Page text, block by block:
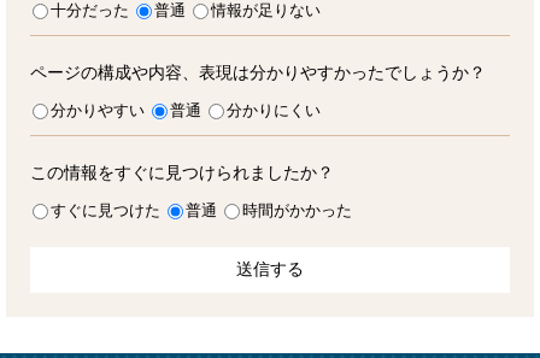
十分だった 普通 情報が足りない
ページの構成や内容、表現は分かりやすかったでしょうか？
分かりやすい 普通 分かりにくい
この情報をすぐに見つけられましたか？
すぐに見つけた 普通 時間がかかった